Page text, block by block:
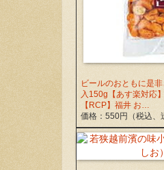
ビールのおともに是
入150g【あす楽対応
【RCP】福井 お…
価格：550円（税込、